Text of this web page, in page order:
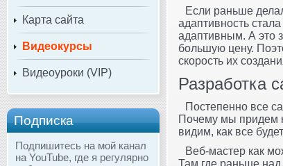
Карта сайта
Видеокурсы
Видеоуроки (VIP)
Подписка
Подпишитесь на мой канал
на YouTube, где я регулярно
Если раньше
адаптивность
адаптивным. А это
большую цену.
скорость их
Разработка
Постепенно все
Почему мы придем
видим, как все
Веб-мастер как
Там где раньше над